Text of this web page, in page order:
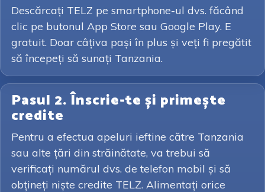
Descărcați TELZ pe smartphone-ul dvs. făcând
clic pe butonul App Store sau Google Play. E
gratuit. Doar câțiva pași în plus și veți fi pregătit
să începeți să sunați Tanzania.
Pasul 2. Înscrie-te și primește
credite
Pentru a efectua apeluri ieftine către Tanzania
sau alte țări din străinătate, va trebui să
verificați numărul dvs. de telefon mobil și să
obțineți niște credite TELZ. Alimentați orice